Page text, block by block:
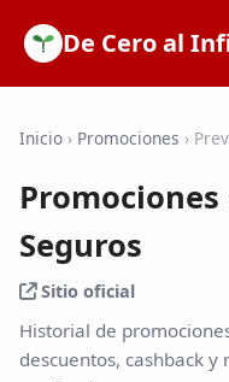
De Cero al
SOFIPOs
Bancos
Calculadoras
Inicio › Promociones ›
Seguros
Sitio oficial
Historial de
descuentos, cashback